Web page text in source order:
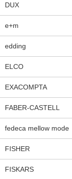
DUX
e+m
edding
ELCO
EXACOMPTA
FABER-CASTELL
fedeca mellow mode
FISHER
FISKARS